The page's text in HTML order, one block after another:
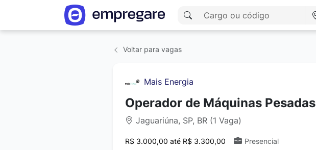
Voltar para vagas
Mais Energia
Operador de Máquinas Pesadas
Jaguariúna, SP, BR (1 Vaga)
R$ 3.000,00 até R$ 3.300,00 Presencial